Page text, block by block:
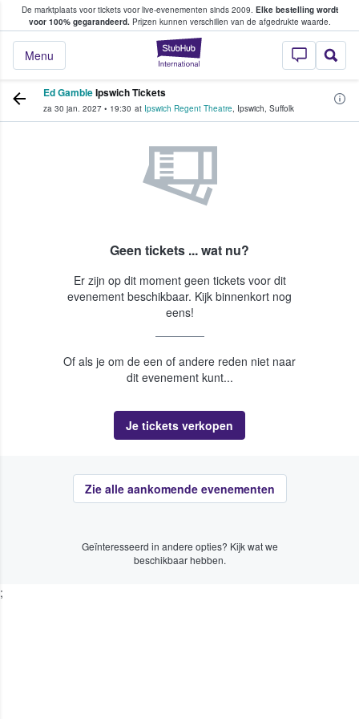
De marktplaats voor tickets voor live-evenementen sinds 2009. Elke bestelling wordt
voor 100% gegarandeerd.Prijzen kunnen verschillen van de afgedrukte waarde.
StubHub: waar
Menu
tickets kopen en verkopen
Ed GambleIpswich Tickets
za 30 jan. 2027 • 19:30 at Ipswich Regent Theatre, Ipswich, Suffolk
Geen tickets ... wat nu?
Er zijn op dit moment geen tickets voor dit
evenement beschikbaar. Kijk binnenkort nog
eens!
Of als je om de een of andere reden niet naar
dit evenement kunt...
Je tickets verkopen
Zie alle aankomende evenementen
Geïnteresseerd in andere opties? Kijk wat we
beschikbaar hebben.
;